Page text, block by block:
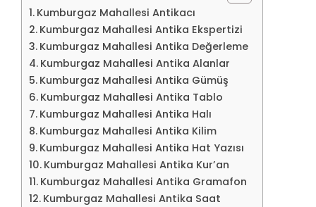
Kumburgaz Mahallesi Antikacı
Kumburgaz Mahallesi Antika Ekspertizi
Kumburgaz Mahallesi Antika Değerleme
Kumburgaz Mahallesi Antika Alanlar
Kumburgaz Mahallesi Antika Gümüş
Kumburgaz Mahallesi Antika Tablo
Kumburgaz Mahallesi Antika Halı
Kumburgaz Mahallesi Antika Kilim
Kumburgaz Mahallesi Antika Hat Yazısı
Kumburgaz Mahallesi Antika Kur’an
Kumburgaz Mahallesi Antika Gramafon
Kumburgaz Mahallesi Antika Saat